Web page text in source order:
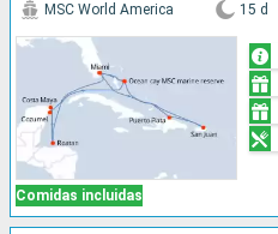
Comidas incluidas
MSC World America 15 d